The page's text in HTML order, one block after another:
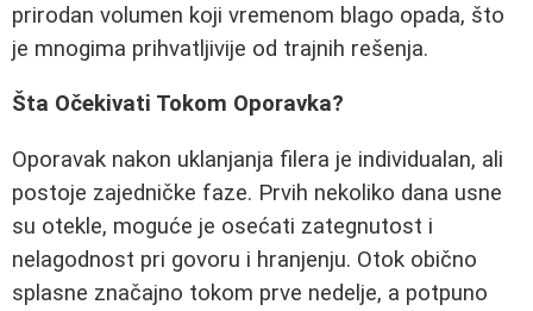
prirodan volumen koji vremenom blago opada, što
je mnogima prihvatljivije od trajnih rešenja.
Šta Očekivati Tokom Oporavka?
Oporavak nakon uklanjanja filera je individualan, ali
postoje zajedničke faze. Prvih nekoliko dana usne
su otekle, moguće je osećati zategnutost i
nelagodnost pri govoru i hranjenju. Otok obično
splasne značajno tokom prve nedelje, a potpuno